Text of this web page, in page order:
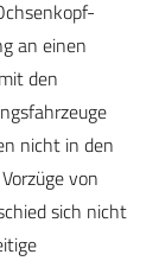
an einen
mit den
nicht in den
von
sich nicht